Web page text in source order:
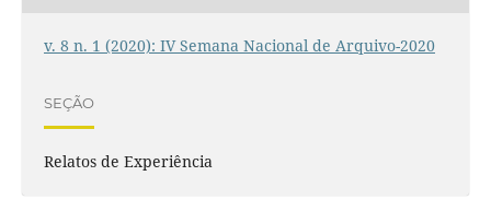
v. 8 n. 1 (2020): IV Semana Nacional de Arquivo-2020
SEÇÃO
Relatos de Experiência